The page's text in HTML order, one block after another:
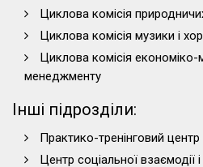
Циклова комісія
Циклова комісія музики і
Циклова комісія економіко-
менеджменту
Інші підрозділи:
Практико-тренінговий центр
Центр соціальної взаємодії